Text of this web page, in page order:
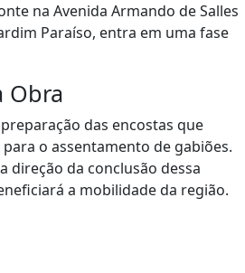
na Avenida Armando de Salles
Paraíso, entra em uma fase
Obra
das encostas que
o assentamento de gabiões.
direção da conclusão dessa
a mobilidade da região.